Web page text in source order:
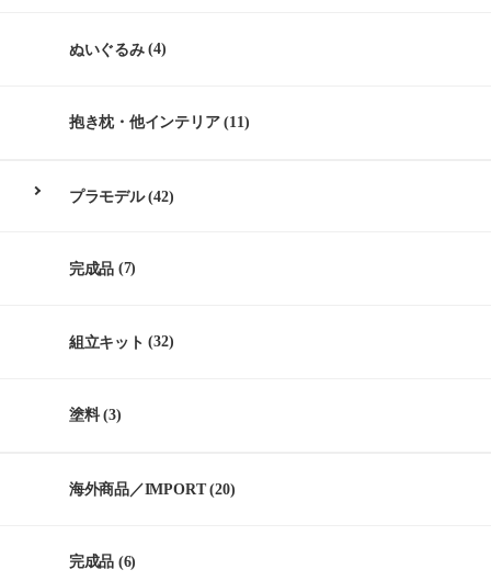
ぬいぐるみ(4)
抱き枕・他インテリア(11)
プラモデル(42)
完成品 (7)
組立キット (32)
塗料(3)
海外商品／IMPORT(20)
完成品 (6)